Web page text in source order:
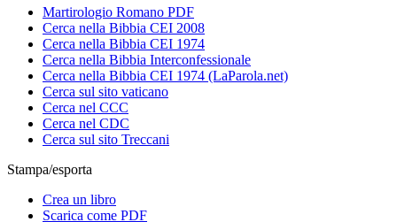
Martirologio Romano PDF
Cerca nella Bibbia CEI 2008
Cerca nella Bibbia CEI 1974
Cerca nella Bibbia Interconfessionale
Cerca nella Bibbia CEI 1974 (LaParola.net)
Cerca sul sito vaticano
Cerca nel CCC
Cerca nel CDC
Cerca sul sito Treccani
Stampa/esporta
Crea un libro
Scarica come PDF